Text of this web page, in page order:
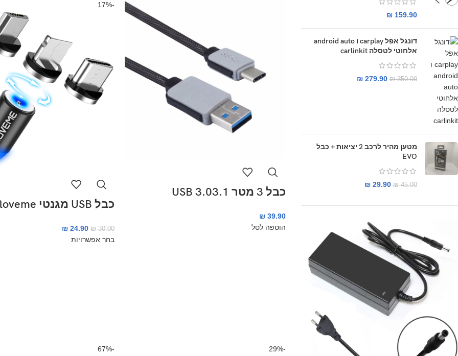
₪ 159.90
דונגל אפל carplay ו android auto
אלחוטי לטסלה carlinkit
₪350.00
₪ 279.90
מטען מהיר לרכב 2 יציאות + כבל
EVO
₪45.00
₪ 29.90
כבל 3 מטר USB 3.03.1
₪39.90
הוספה לסל
-17%
כבל USB מגנטי floveme
₪30.00
₪ 24.90
בחר אפשרויות
-29%
-67%